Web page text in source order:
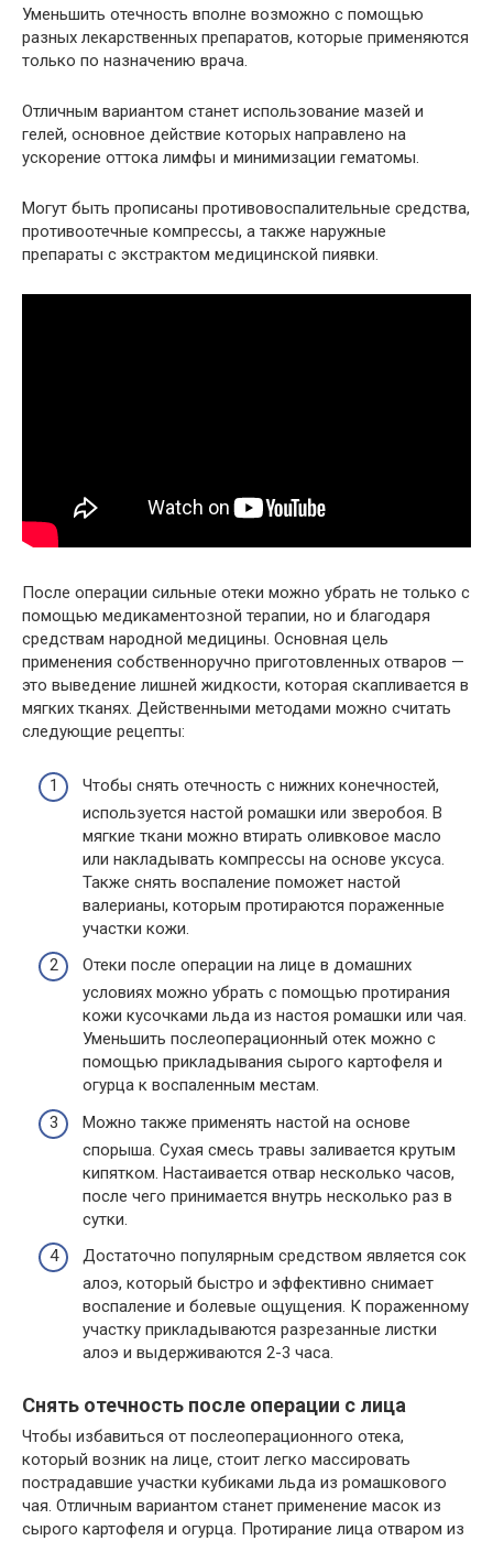
Уменьшить отечность вполне возможно с помощью
разных лекарственных препаратов, которые применяются
только по назначению врача.
Отличным вариантом станет использование мазей и
гелей, основное действие которых направлено на
ускорение оттока лимфы и минимизации гематомы.
Могут быть прописаны противовоспалительные средства,
противоотечные компрессы, а также наружные
препараты с экстрактом медицинской пиявки.
После операции сильные отеки можно убрать не только с
помощью медикаментозной терапии, но и благодаря
средствам народной медицины. Основная цель
применения собственноручно приготовленных отваров —
это выведение лишней жидкости, которая скапливается в
мягких тканях. Действенными методами можно считать
следующие рецепты:
Чтобы снять отечность с нижних конечностей,
используется настой ромашки или зверобоя. В
мягкие ткани можно втирать оливковое масло
или накладывать компрессы на основе уксуса.
Также снять воспаление поможет настой
валерианы, которым протираются пораженные
участки кожи.
Отеки после операции на лице в домашних
условиях можно убрать с помощью протирания
кожи кусочками льда из настоя ромашки или чая.
Уменьшить послеоперационный отек можно с
помощью прикладывания сырого картофеля и
огурца к воспаленным местам.
Можно также применять настой на основе
спорыша. Сухая смесь травы заливается крутым
кипятком. Настаивается отвар несколько часов,
после чего принимается внутрь несколько раз в
сутки.
Достаточно популярным средством является сок
алоэ, который быстро и эффективно снимает
воспаление и болевые ощущения. К пораженному
участку прикладываются разрезанные листки
алоэ и выдерживаются 2-3 часа.
Снять отечность после операции с лица
Чтобы избавиться от послеоперационного отека,
который возник на лице, стоит легко массировать
пострадавшие участки кубиками льда из ромашкового
чая. Отличным вариантом станет применение масок из
сырого картофеля и огурца. Протирание лица отваром из